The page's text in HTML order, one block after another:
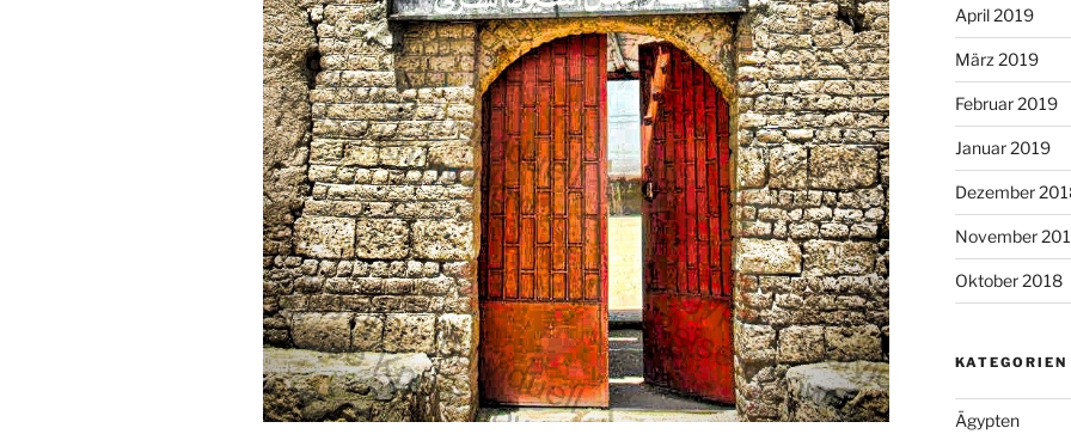
April 2019
März 2019
Februar 2019
Januar 2019
Dezember
November
Oktober 2018
KATEGORIEN
Ägypten